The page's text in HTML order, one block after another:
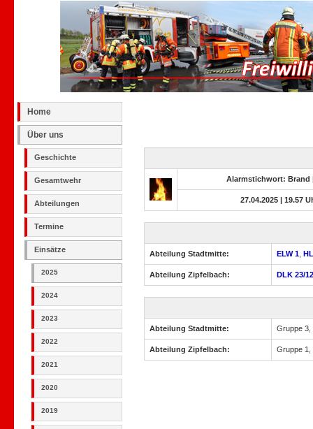
Home
Über uns
Geschichte
Gesamtwehr
Abteilungen
Termine
Einsätze
2025
2024
2023
2022
2021
2020
2019
Alarmstichwort: Brand
27.04.2025 | 19.57
Abteilung Stadtmitte: ELW 1
Abteilung Zipfelbach: DLK 23/12
Abteilung Stadtmitte: Gruppe 3,
Abteilung Zipfelbach: Gruppe 1,